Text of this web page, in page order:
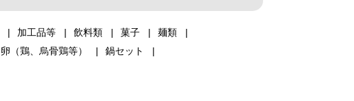
加工品等 飲料類 菓子
麺類
卵（鶏、烏骨鶏等）
鍋セット